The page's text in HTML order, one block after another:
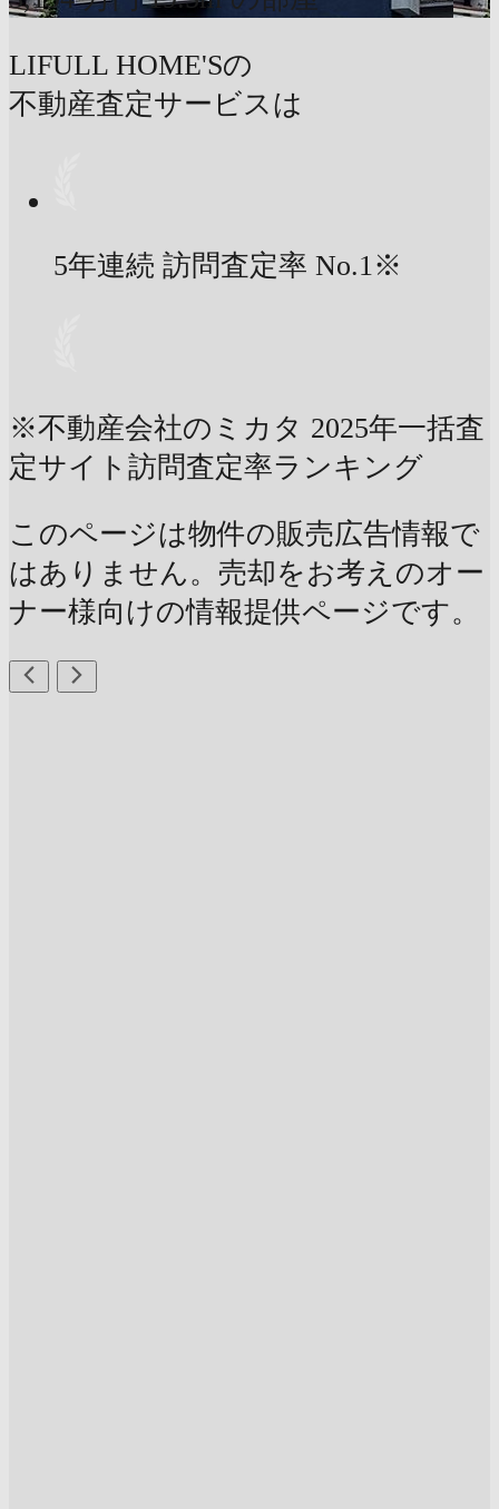
LIFULL HOME'Sの
不動産査定サービスは
5年連続 訪問査定率 No.1※
※不動産会社のミカタ 2025年一括査
定サイト訪問査定率ランキング
このページは物件の販売広告情報で
はありません。売却をお考えのオー
ナー様向けの情報提供ページです。